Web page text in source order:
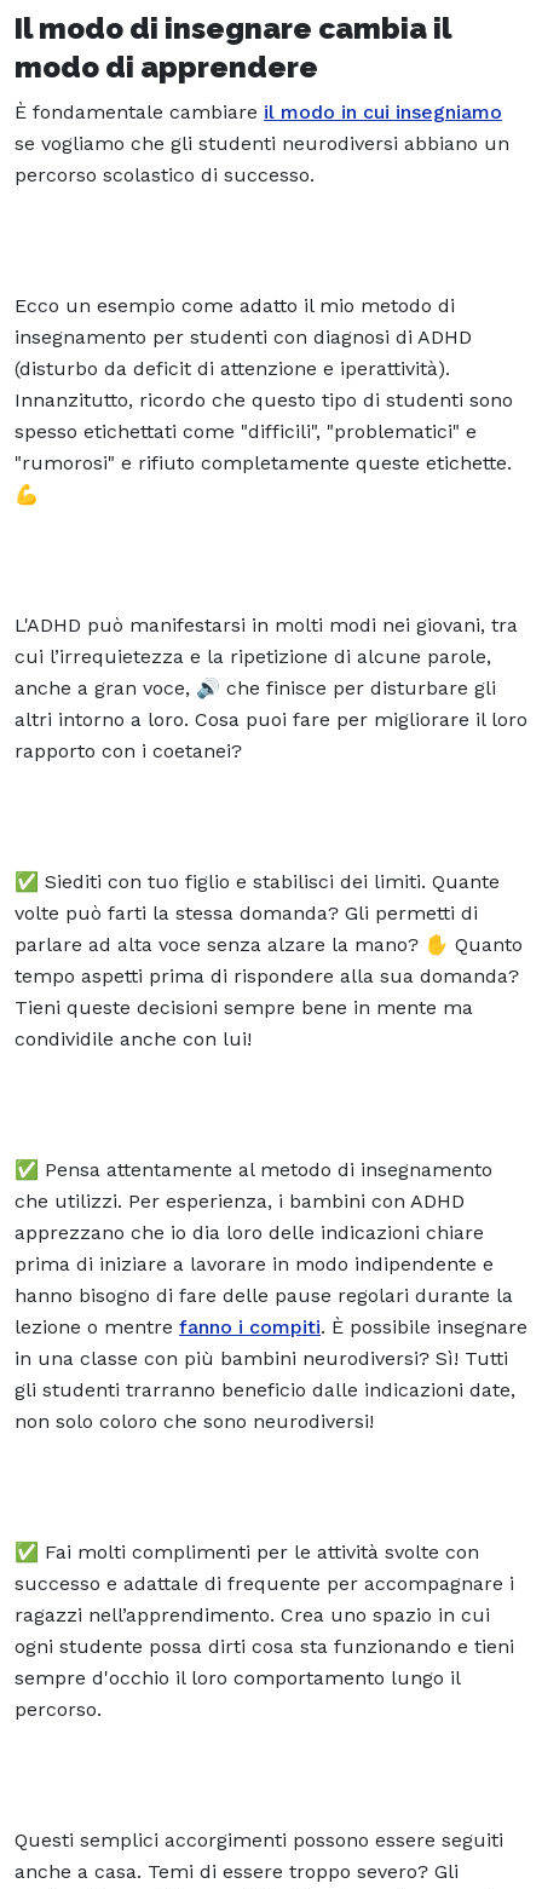
Il modo di insegnare cambia il
modo di apprendere
È fondamentale cambiare il modo in cui insegniamo
se vogliamo che gli studenti neurodiversi abbiano un
percorso scolastico di successo.
Ecco un esempio come adatto il mio metodo di
insegnamento per studenti con diagnosi di ADHD
(disturbo da deficit di attenzione e iperattività).
Innanzitutto, ricordo che questo tipo di studenti sono
spesso etichettati come "difficili", "problematici" e
"rumorosi" e rifiuto completamente queste etichette.
💪
L'ADHD può manifestarsi in molti modi nei giovani, tra
cui l’irrequietezza e la ripetizione di alcune parole,
anche a gran voce, 🔊 che finisce per disturbare gli
altri intorno a loro. Cosa puoi fare per migliorare il loro
rapporto con i coetanei?
✅ Siediti con tuo figlio e stabilisci dei limiti. Quante
volte può farti la stessa domanda? Gli permetti di
parlare ad alta voce senza alzare la mano? ✋ Quanto
tempo aspetti prima di rispondere alla sua domanda?
Tieni queste decisioni sempre bene in mente ma
condividile anche con lui!
✅ Pensa attentamente al metodo di insegnamento
che utilizzi. Per esperienza, i bambini con ADHD
apprezzano che io dia loro delle indicazioni chiare
prima di iniziare a lavorare in modo indipendente e
hanno bisogno di fare delle pause regolari durante la
lezione o mentre fanno i compiti. È possibile insegnare
in una classe con più bambini neurodiversi? Sì! Tutti
gli studenti trarranno beneficio dalle indicazioni date,
non solo coloro che sono neurodiversi!
✅ Fai molti complimenti per le attività svolte con
successo e adattale di frequente per accompagnare i
ragazzi nell’apprendimento. Crea uno spazio in cui
ogni studente possa dirti cosa sta funzionando e tieni
sempre d'occhio il loro comportamento lungo il
percorso.
Questi semplici accorgimenti possono essere seguiti
anche a casa. Temi di essere troppo severo? Gli